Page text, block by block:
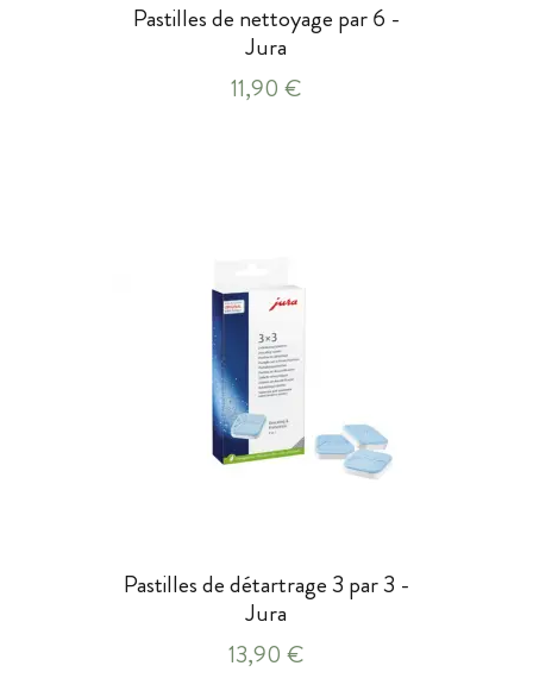
Pastilles de nettoyage par 6 -
Jura
11,90 €
Pastilles de détartrage 3 par 3 -
Jura
13,90 €